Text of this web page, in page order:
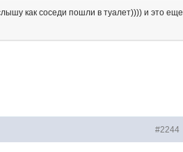
как соседи пошли в туалет)))) и это еще
#2244